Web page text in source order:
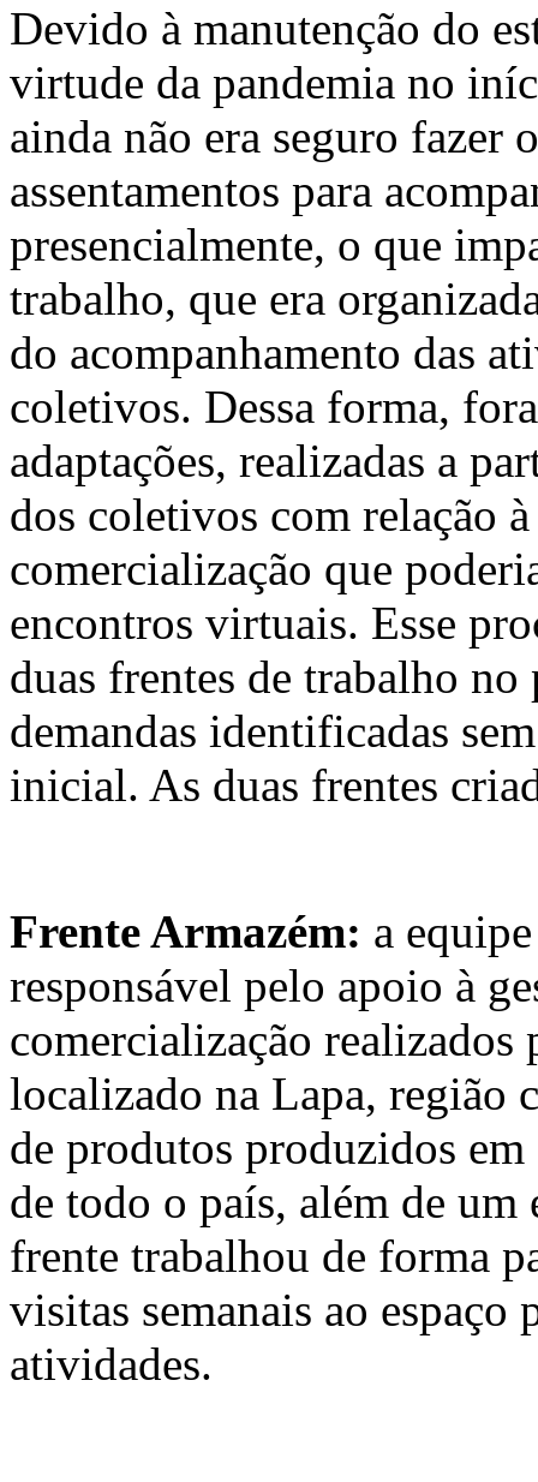
Devido à manutenção do
virtude da pandemia no
ainda não era seguro fazer
assentamentos para
presencialmente, o que
trabalho, que era
do acompanhamento das
coletivos. Dessa forma,
adaptações, realizadas a
dos coletivos com relação
comercialização que
encontros virtuais. Esse
duas frentes de trabalho
demandas identificadas
inicial. As duas frentes
Frente Armazém: a
responsável pelo apoio à
comercialização
localizado na Lapa, região
de produtos produzidos em
de todo o país, além de
frente trabalhou de forma
visitas semanais ao espaço
atividades.